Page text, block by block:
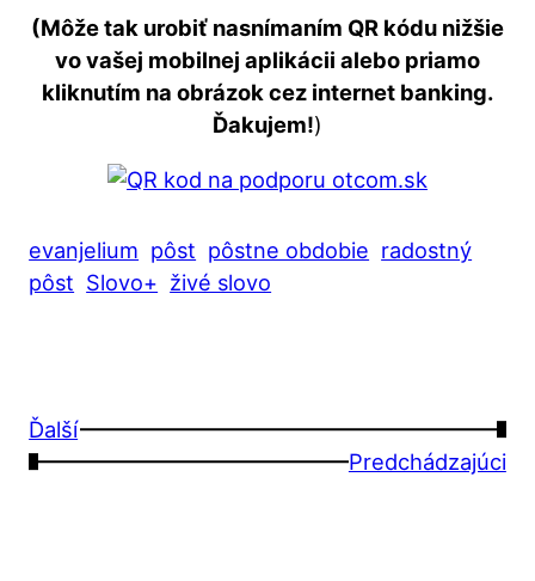
(Môže tak urobiť nasnímaním QR kódu nižšie
vo vašej mobilnej aplikácii alebo priamo
kliknutím na obrázok cez internet banking.
Ďakujem!)
evanjelium pôst pôstne obdobie radostný
pôst Slovo+ živé slovo
Ďalší
→
←
Predchádzajúci